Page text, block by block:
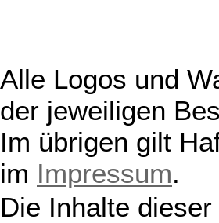
Alle Logos und
der jeweiligen
Im übrigen gilt
im Impressum.
Die Inhalte